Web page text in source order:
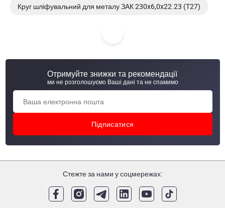
Круг шліфувальний для металу ЗАК 230x6,0x22.23 (T27)
Круг відрізний для металу SPRUT-A 125х1,2х22,23
Отримуйте знижки та рекомендації
ми не розголошуємо Ваші дані та не спамимо
Стежте за нами у соцмережах: